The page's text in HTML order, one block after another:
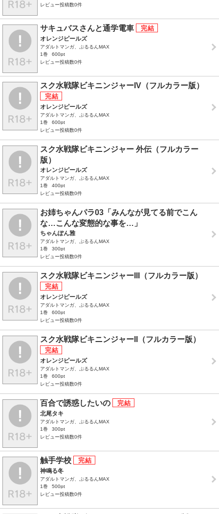
レビュー投稿数0件
サキュバスさんと通学電車
オレンジピールズ
アダルトマンガ、ぷるるんMAX
1巻
600pt
レビュー投稿数0件
スク水戦隊ビキニンジャーIV（フルカラー版）
オレンジピールズ
アダルトマンガ、ぷるるんMAX
1巻
600pt
レビュー投稿数0件
スク水戦隊ビキニンジャー 外伝（フルカラー
版）
オレンジピールズ
アダルトマンガ、ぷるるんMAX
1巻
400pt
レビュー投稿数0件
お姉ちゃんパラ03「みんなが見てる前でこん
な…こんな変態的な事を…」
ちゃんぽん雅
アダルトマンガ、ぷるるんMAX
1巻
300pt
レビュー投稿数0件
スク水戦隊ビキニンジャーIII（フルカラー版）
オレンジピールズ
アダルトマンガ、ぷるるんMAX
1巻
600pt
レビュー投稿数0件
スク水戦隊ビキニンジャーII（フルカラー版）
オレンジピールズ
アダルトマンガ、ぷるるんMAX
1巻
600pt
レビュー投稿数0件
百合で誘惑したいの
北尾タキ
アダルトマンガ、ぷるるんMAX
1巻
300pt
レビュー投稿数0件
触手学校
神鳴る冬
アダルトマンガ、ぷるるんMAX
1巻
500pt
レビュー投稿数0件